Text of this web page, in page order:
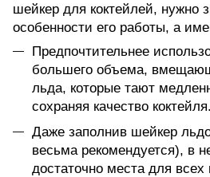
шейкер для коктейлей, нужно
особенности его работы, а
Предпочтительнее
большего объема,
льда, которые тают
сохраняя качество коктейля.
Даже заполнив шейкер
весьма рекомендуется), в
достаточно места для всех